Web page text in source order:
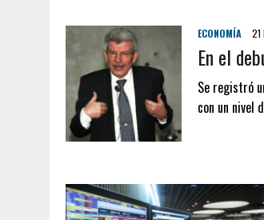
ECONOMÍA 21
En el
Se registró
con un nivel